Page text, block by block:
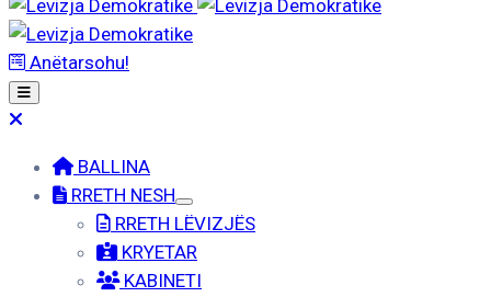
Anëtarsohu!
BALLINA
RRETH NESH
RRETH LËVIZJËS
KRYETAR
KABINETI